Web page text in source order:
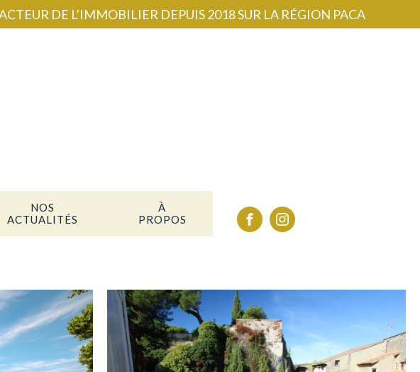
DE L’IMMOBILIER DEPUIS 2018 SUR LA RÉGION PACA
NOS
ACTUALITÉS
À
PROPOS